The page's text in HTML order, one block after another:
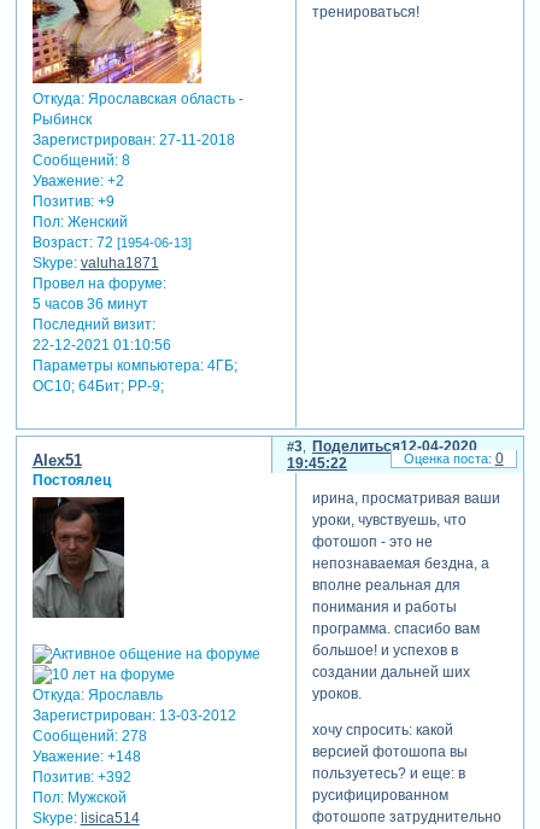
Откуда:Ярославская область -
Рыбинск
Зарегистрирован: 27-11-2018
Сообщений:8
Уважение: +2
Позитив: +9
Пол:Женский
Возраст:72 [1954-06-13]
Skype: valuha1871
Провел на форуме:
5 часов 36 минут
Последний визит:
22-12-2021 01:10:56
Параметры компьютера:4ГБ;
ОС10; 64Бит; PP-9;
тренироваться!
Поделиться
3
12-04-2020
19:45:22
Alex51
Постоялец
Откуда:Ярославль
Зарегистрирован: 13-03-2012
Сообщений:278
Уважение: +148
Позитив: +392
Пол:Мужской
Skype: lisica514
ирина, просматривая ваши
уроки, чувствуешь, что
фотошоп - это не
непознаваемая бездна, а
вполне реальная для
понимания и работы
программа. спасибо вам
большое! и успехов в
создании дальней ших
уроков.
хочу спросить: какой
версией фотошопа вы
пользуетесь? и еще: в
русифицированном
фотошопе затруднительно
0